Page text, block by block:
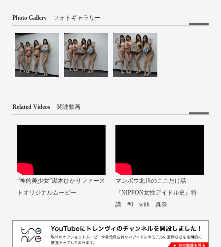
Photo Gallery フォトギャラリー
Related Videos 関連動画
“神的美少女”黒木ひかりファース
トオリジナルムービー
マンボウ北川のここだけ話
『NIPPON女性アイドル史』特
講 #0 with 真奈